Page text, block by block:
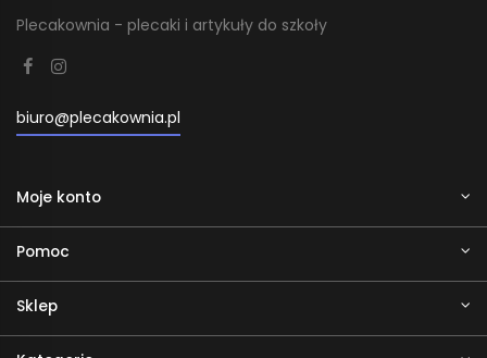
Plecakownia - plecaki i artykuły do szkoły
biuro@plecakownia.pl
Moje konto
Pomoc
Sklep